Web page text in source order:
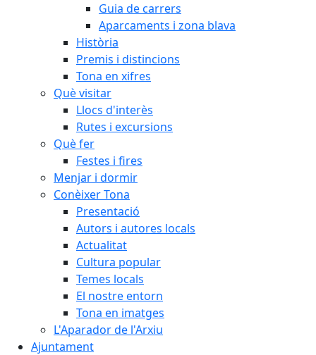
Guia de carrers
Aparcaments i zona blava
Història
Premis i distincions
Tona en xifres
Què visitar
Llocs d'interès
Rutes i excursions
Què fer
Festes i fires
Menjar i dormir
Conèixer Tona
Presentació
Autors i autores locals
Actualitat
Cultura popular
Temes locals
El nostre entorn
Tona en imatges
L'Aparador de l'Arxiu
Ajuntament